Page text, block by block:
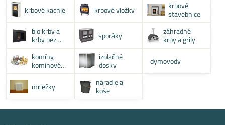
krbové kachle krbové vložky
krbové
stavebnice
bio krby a
krby bez
komína
sporáky
záhradné
krby a grily
komíny,
komínové
systémy
izolačné
dosky
dymovody
mriežky
náradie a
koše